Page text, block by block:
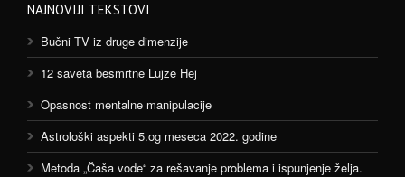
NAJNOVIJI TEKSTOVI
Bučni TV iz druge dimenzije
12 saveta besmrtne Lujze Hej
Opasnost mentalne manipulacije
Astrološki aspekti 5.og meseca 2022. godine
Metoda „Čaša vode“ za rešavanje problema i ispunjenje želja.